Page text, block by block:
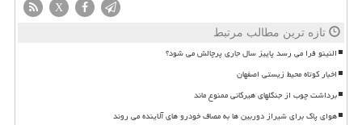
X
تازه ترین مطالب مرتبط
النینو فرا می رسد پاییز سال جاری پرچالش می شود؟
اخبار کوتاه محیط زیستی اصفهان
برداشت چوب از جنگلهای هیرکانی ممنوع ماند
هوای پاک برای شیراز دوربین ها به مصاف خودرو های آلاینده می روند